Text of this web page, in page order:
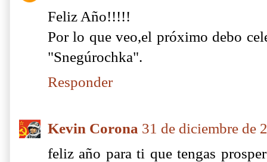
Feliz Año!!!!!
Por lo que veo,el próximo debo
"Snegúrochka".
Responder
Kevin Corona 31 de diciembre de
feliz año para ti que tengas